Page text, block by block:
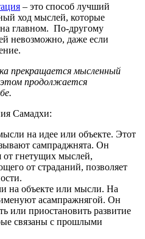
– это способ лучший
ход мыслей, которые
главном. По-другому
невозможно, даже если
прекращается мысленный
продолжается
Самадхи:
на идее или объекте. Этот
сампраджнята. Он
от гнетущих мыслей,
от страданий, позволяет
на объекте или мысли. На
асампражнягой. Он
или приостановить развитие
связаны с прошлыми